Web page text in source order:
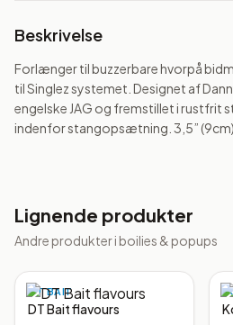
Beskrivelse
Forlænger til buzzerbare hvorpå
til Singlez systemet. Designet af
engelske JAG og fremstillet i rustfrit
indenfor stangopsætning. 3,5”
Lignende produkter
Andre produkter i boilies & popups
DT BAIT
DT Bait flavours